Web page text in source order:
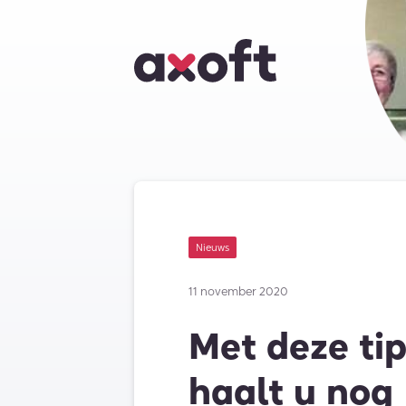
Nieuws
11 november 2020
Met deze
haalt u nog